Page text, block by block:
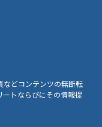
などコンテンツの無断転
ートならびにその情報提